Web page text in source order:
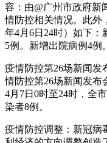
容：由@广州市政府新
情防控相关情况。此外
年4月6日24时）如下
5例。新增出院病例4例。
疫情防控第26场新闻发
情防控第26场新闻发布
4月7日0时至24时，全
染者8例。
疫情防控调整：新冠病